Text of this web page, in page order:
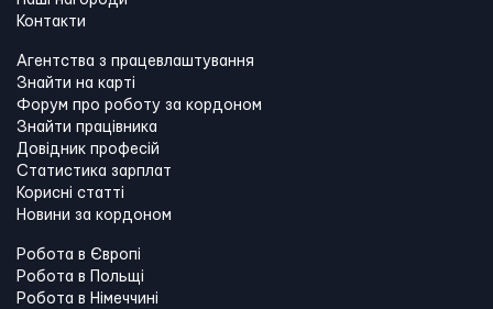
Контакти
Агентства з працевлаштування
Знайти на карті
Форум про роботу за кордоном
Знайти працівника
Довідник професій
Статистика зарплат
Корисні статті
Новини за кордоном
Робота в Європі
Робота в Польщі
Робота в Німеччині